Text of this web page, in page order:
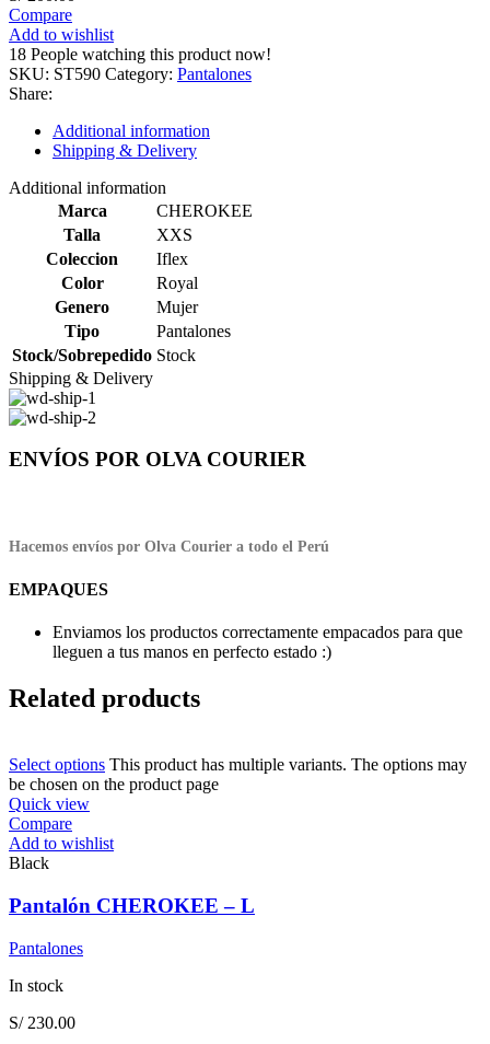
Compare
Add to wishlist
18 People watching this product now!
SKU: ST590 Category: Pantalones
Share:
Additional information
Shipping & Delivery
Additional information
Marca
CHEROKEE
Talla
XXS
Coleccion
Iflex
Color
Royal
Genero
Mujer
Tipo
Pantalones
Stock/Sobrepedido Stock
Shipping & Delivery
ENVÍOS POR OLVA COURIER
Hacemos envíos por Olva Courier a todo el Perú
EMPAQUES
Enviamos los productos correctamente empacados para que
lleguen a tus manos en perfecto estado :)
Related products
Select options This product has multiple variants. The options may
be chosen on the product page
Quick view
Compare
Add to wishlist
Black
Pantalón CHEROKEE – L
Pantalones
In stock
S/230.00